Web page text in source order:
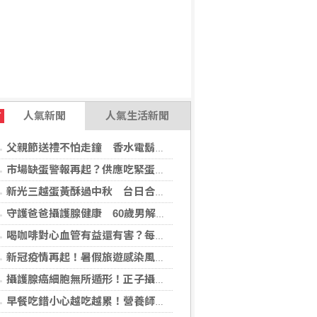
人氣新聞 人氣生活新聞
父親節送禮不怕走鐘 香水電鬍刀千年不敗
市場缺蛋警報再起？供應吃緊蛋價蠢蠢欲動
新光三越蛋黃酥過中秋 台日合作開發話題新品
守護爸爸攝護腺健康 60歲男解尿異常 靠PHI檢測及早揪出攝護腺癌
喝咖啡對心血管有益還有害？每日可以喝幾杯咖啡？美心臟協會一次解答
新冠疫情再起！暑假旅遊感染風險增 專家教你這樣做好防護
攝護腺癌細胞無所遁形！正子攝影掃描揪出攝護腺癌，精準定位助早期治療
早餐吃錯小心越吃越累！營養師點名3大NG組合：根本「台式安眠藥」